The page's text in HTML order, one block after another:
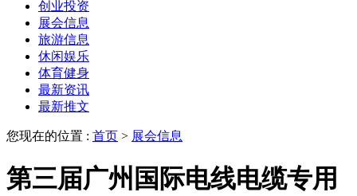
创业投资
展会信息
旅游信息
休闲娱乐
体育健身
最新资讯
最新推文
您现在的位置 : 首页 > 展会信息
第三届广州国际电线电缆专用